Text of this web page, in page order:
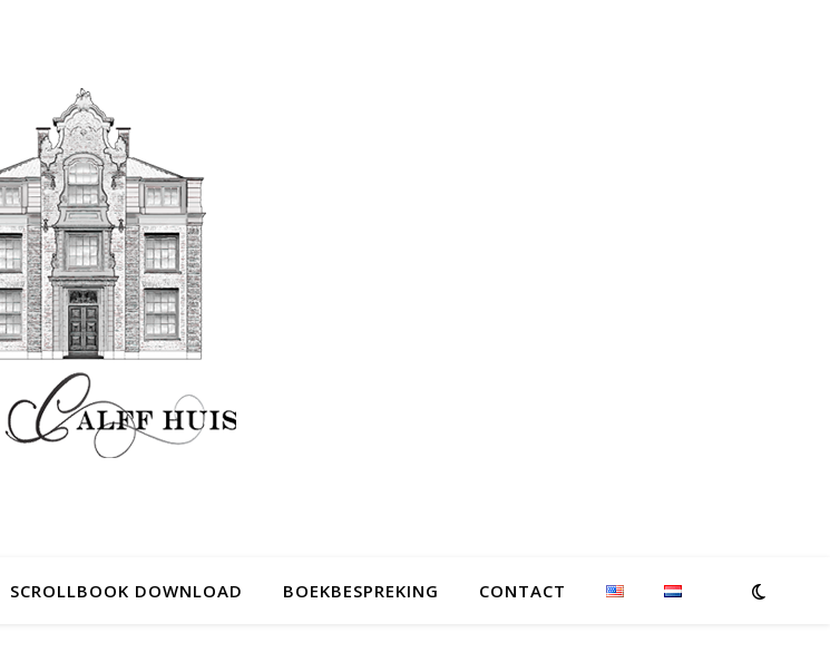
SCROLLBOOK DOWNLOAD BOEKBESPREKING CONTACT